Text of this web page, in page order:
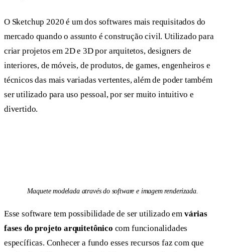
O Sketchup 2020 é um dos softwares mais requisitados do
mercado quando o assunto é construção civil. Utilizado para
criar projetos em 2D e 3D por arquitetos, designers de
interiores, de móveis, de produtos, de games, engenheiros e
técnicos das mais variadas vertentes, além de poder também
ser utilizado para uso pessoal, por ser muito intuitivo e
divertido.
Maquete modelada através do software e imagem renderizada.
Esse software tem possibilidade de ser utilizado em várias
fases do projeto arquitetônico com funcionalidades
específicas. Conhecer a fundo esses recursos faz com que